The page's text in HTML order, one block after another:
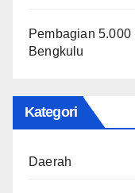
Pembagian
Bengkulu
Kategori
Daerah